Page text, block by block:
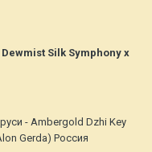
Silk Symphony x
- Ambergold Dzhi Key
Gerda) Россия